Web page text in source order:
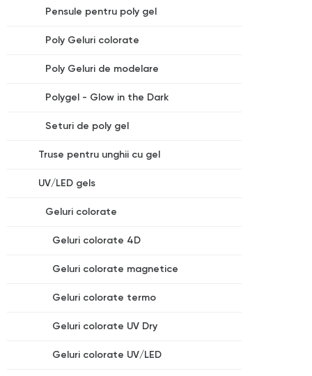
Pensule pentru poly gel
Poly Geluri colorate
Poly Geluri de modelare
Polygel - Glow in the Dark
Seturi de poly gel
Truse pentru unghii cu gel
UV/LED gels
Geluri colorate
Geluri colorate 4D
Geluri colorate magnetice
Geluri colorate termo
Geluri colorate UV Dry
Geluri colorate UV/LED